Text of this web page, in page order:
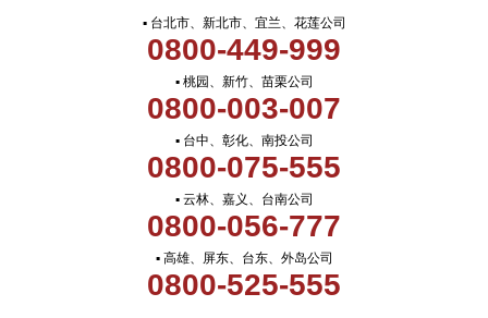
▪ 台北市、新北市、宜兰、花莲公司
0800-449-999
▪ 桃园、新竹、苗栗公司
0800-003-007
▪ 台中、彰化、南投公司
0800-075-555
▪ 云林、嘉义、台南公司
0800-056-777
▪ 高雄、屏东、台东、外岛公司
0800-525-555